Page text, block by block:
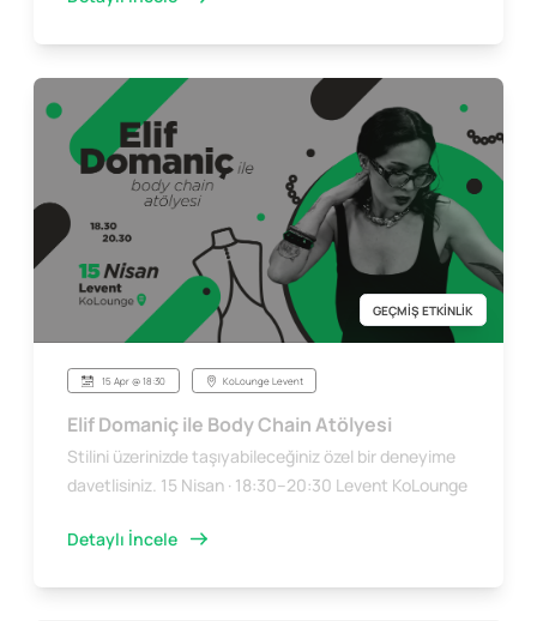
GEÇMİŞ ETKİNLİK
15 Apr @ 18:30 KoLounge Levent
Elif Domaniç ile Body Chain Atölyesi
Stilini üzerinizde taşıyabileceğiniz özel bir deneyime
davetlisiniz. 15 Nisan · 18:30–20:30 Levent KoLounge
Detaylı İncele